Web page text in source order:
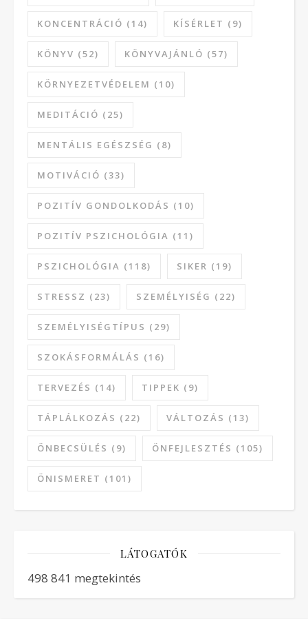
KONCENTRÁCIÓ (14) KÍSÉRLET (9)
KÖNYV (52) KÖNYVAJÁNLÓ (57)
KÖRNYEZETVÉDELEM (10)
MEDITÁCIÓ (25)
MENTÁLIS EGÉSZSÉG (8)
MOTIVÁCIÓ (33)
POZITÍV GONDOLKODÁS (10)
POZITÍV PSZICHOLÓGIA (11)
PSZICHOLÓGIA (118) SIKER (19)
STRESSZ (23) SZEMÉLYISÉG (22)
SZEMÉLYISÉGTÍPUS (29)
SZOKÁSFORMÁLÁS (16)
TERVEZÉS (14) TIPPEK (9)
TÁPLÁLKOZÁS (22) VÁLTOZÁS (13)
ÖNBECSÜLÉS (9) ÖNFEJLESZTÉS (105)
ÖNISMERET (101)
LÁTOGATÓK
498 841 megtekintés